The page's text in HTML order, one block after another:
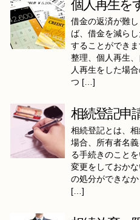
個人再生を
借金の返済が難
ば、借金を減ら
することができ
整理、個人再生
人再生をした場
つ […]
相続登記申
相続登記とは、
場合、所有者名
る手続きのこと
変更をしておか
の処分ができな
[…]